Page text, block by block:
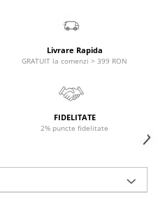
Livrare Rapida
GRATUIT la comenzi > 399 RON
FIDELITATE
2% puncte fidelitate